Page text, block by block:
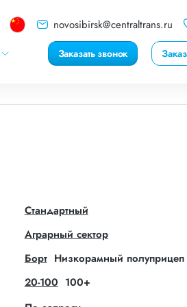
novosibirsk@centraltrans.ru
Заказать звонок
Стандартный
Аграрный сектор
Борт Низкорамный полуприцеп
20-100 100+